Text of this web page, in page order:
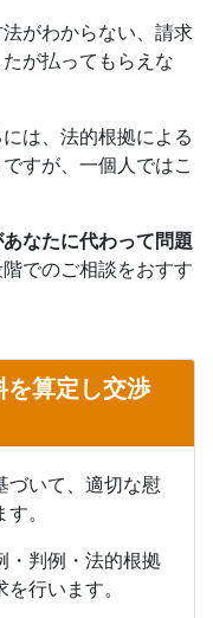
がわからない、請求
が払ってもらえな
は、法的根拠による
すが、一個人ではこ
なたに代わって問題
でのご相談をおすす
を算定し交渉
づいて、適切な慰
。
・判例・法的根拠
行います。